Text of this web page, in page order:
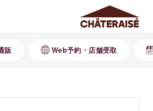
販 Web予約・店舗受取